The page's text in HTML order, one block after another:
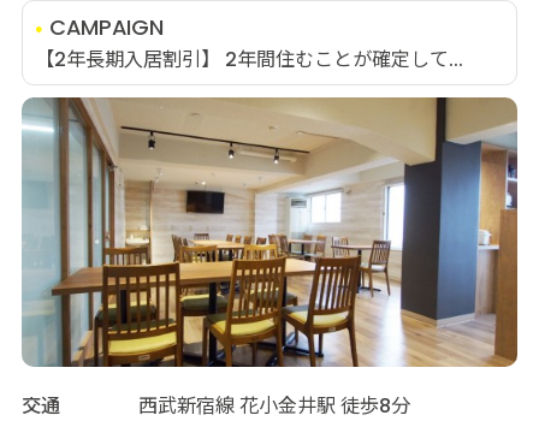
CAMPAIGN
【2年長期入居割引】 2年間住むことが確定して...
交通
西武新宿線 花小金井駅 徒歩8分